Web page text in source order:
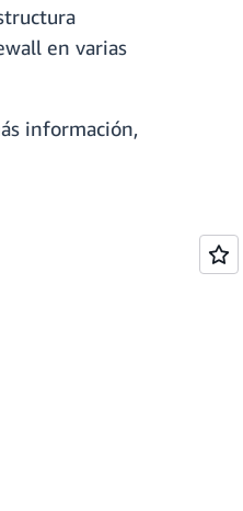
en varias
información,